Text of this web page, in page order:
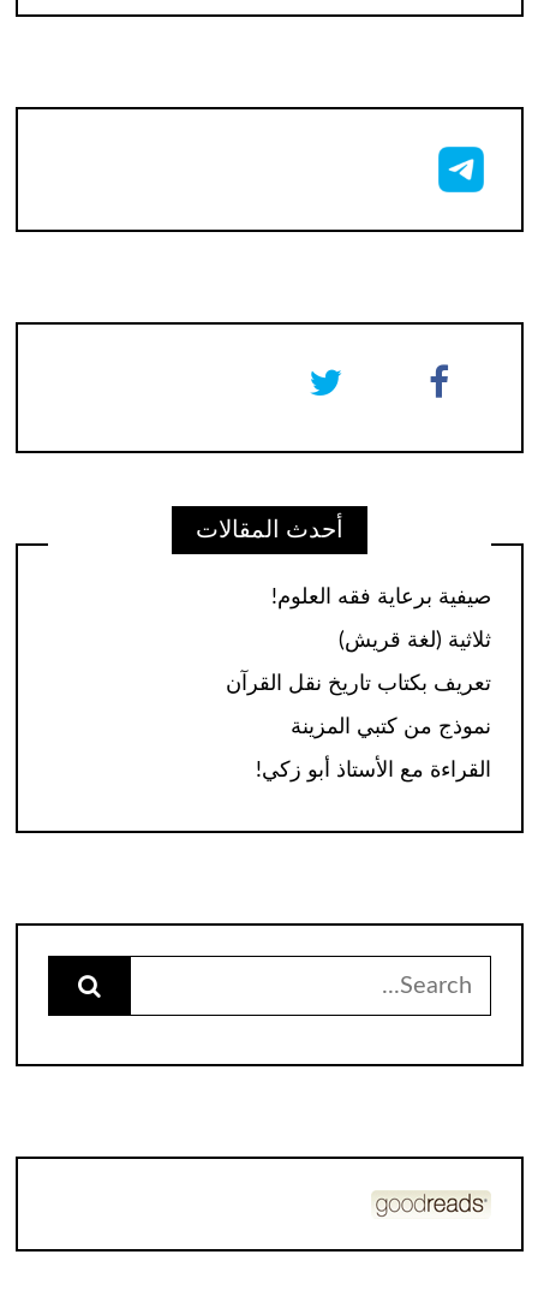
أحدث المقالات
صيفية برعاية فقه العلوم!
ثلاثية (لغة قريش)
تعريف بكتاب تاريخ نقل القرآن
نموذج من كتبي المزينة
القراءة مع الأستاذ أبو زكي!
for: